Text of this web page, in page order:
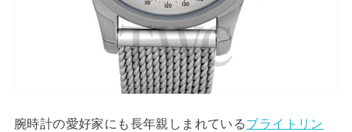
腕時計の愛好家にも長年親しまれているブライトリン